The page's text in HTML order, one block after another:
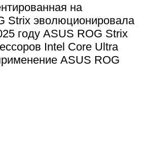
на
Strix эволюционировала
году ASUS ROG Strix
Intel Core Ultra
ASUS ROG